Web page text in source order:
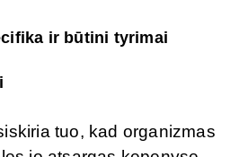
ir būtini tyrimai
tuo, kad organizmas